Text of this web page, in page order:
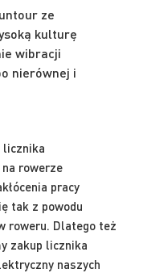
ze
kulturę
wibracji
nierównej i
licznika
rowerze
pracy
tak z powodu
roweru. Dlatego też
zakup licznika
naszych